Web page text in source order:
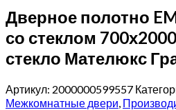
Дверное полотно
со стеклом
стекло Мателюкс
Артикул: 2000000599557
Межкомнатные двери,